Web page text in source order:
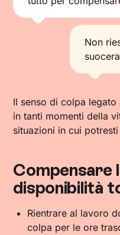
Non
Il senso di colpa
in tanti momenti della
situazioni in cui
Compensare
disponibilità
Rientrare al lavoro
colpa per le ore